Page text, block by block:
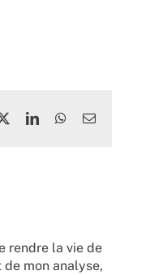
X LinkedInWhatsApp
Email
rendre la vie de
mon analyse,